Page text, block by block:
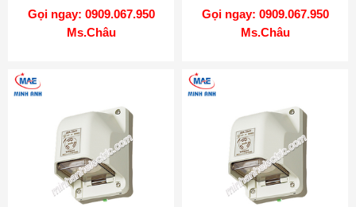
Model WK2430
Gọi ngay: 0909.067.950
Ms.Châu
Gọi ngay: 0909.067.950
Ms.Châu